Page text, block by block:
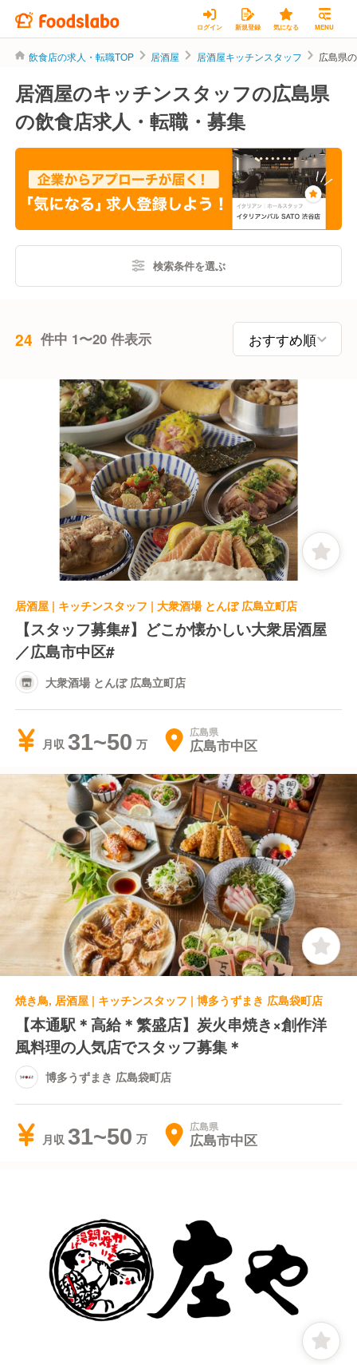
ログイン 新規登録 気になる MENU
飲食店の求人・転職TOP 居酒屋 居酒屋キッチンスタッフ 広島県
居酒屋のキッチンスタッフの広島県
の飲食店求人・転職・募集
検索条件を選ぶ
24 件中 1〜20 件表示
居酒屋 | キッチンスタッフ | 大衆酒場 とんぼ 広島立町店
【スタッフ募集#】どこか懐かしい大衆居酒屋
／広島市中区#
大衆酒場 とんぼ 広島立町店
月収 31~50 広島県
広島市中区
焼き鳥, 居酒屋 | キッチンスタッフ | 博多うずまき 広島袋町店
【本通駅＊高給＊繁盛店】炭火串焼き×創作洋
風料理の人気店でスタッフ募集＊
博多うずまき 広島袋町店
月収 31~50 広島県
広島市中区